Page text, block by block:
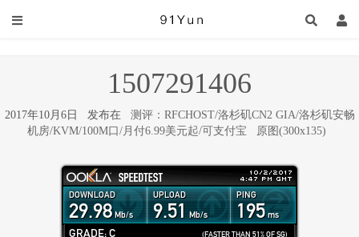
1507291406
2017年10月6日 发布在 测评：RFCHOST/洛杉矶CN2 GIA/洛杉矶安畅
机房/KVM/100M口/月付6.99美元起/可支付宝
原图(300x135)